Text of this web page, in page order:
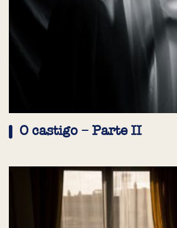
O castigo – Parte II